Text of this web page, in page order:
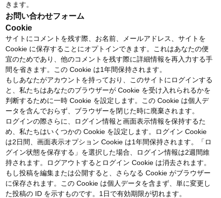
きます。
お問い合わせフォーム
Cookie
サイトにコメントを残す際、お名前、メールアドレス、サイトを
Cookie に保存することにオプトインできます。これはあなたの便
宜のためであり、他のコメントを残す際に詳細情報を再入力する手
間を省きます。この Cookie は1年間保持されます。
もしあなたがアカウントを持っており、このサイトにログインする
と、私たちはあなたのブラウザーが Cookie を受け入れられるかを
判断するために一時 Cookie を設定します。この Cookie は個人デ
ータを含んでおらず、ブラウザーを閉じた時に廃棄されます。
ログインの際さらに、ログイン情報と画面表示情報を保持するた
め、私たちはいくつかの Cookie を設定します。ログイン Cookie
は2日間、画面表示オプション Cookie は1年間保持されます。「ロ
グイン状態を保存する」を選択した場合、ログイン情報は2週間維
持されます。ログアウトするとログイン Cookie は消去されます。
もし投稿を編集または公開すると、さらなる Cookie がブラウザー
に保存されます。この Cookie は個人データを含まず、単に変更し
た投稿の ID を示すものです。1日で有効期限が切れます。